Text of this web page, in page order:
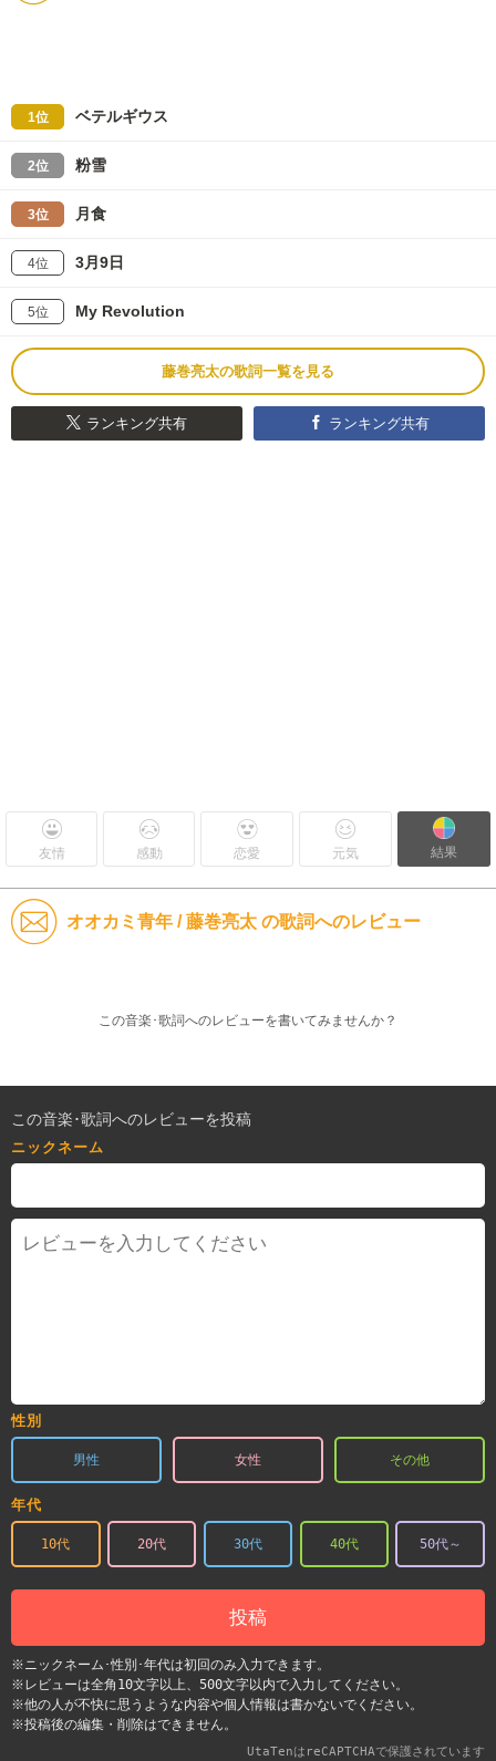
1位 ベテルギウス
2位 粉雪
3位 月食
4位 3月9日
5位 My Revolution
藤巻亮太の歌詞一覧を見る
ランキング共有 ランキング共有
友情 感動 恋愛 元気 結果
オオカミ青年 / 藤巻亮太 の歌詞へのレビュー
この音楽･歌詞へのレビューを書いてみませんか？
この音楽･歌詞へのレビューを投稿
ニックネーム
性別
男性 女性 その他
年代
10代 20代 30代 40代 50代～
投稿
※ニックネーム･性別･年代は初回のみ入力できます。
※レビューは全角10文字以上、500文字以内で入力してください。
※他の人が不快に思うような内容や個人情報は書かないでください。
※投稿後の編集・削除はできません。
UtaTenはreCAPTCHAで保護されています